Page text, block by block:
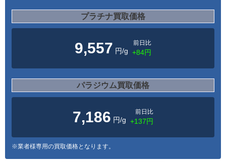
プラチナ買取価格
9,557 円/g
前日比
+84円
パラジウム買取価格
7,186 円/g
前日比
+137円
※業者様専用の買取価格となります。